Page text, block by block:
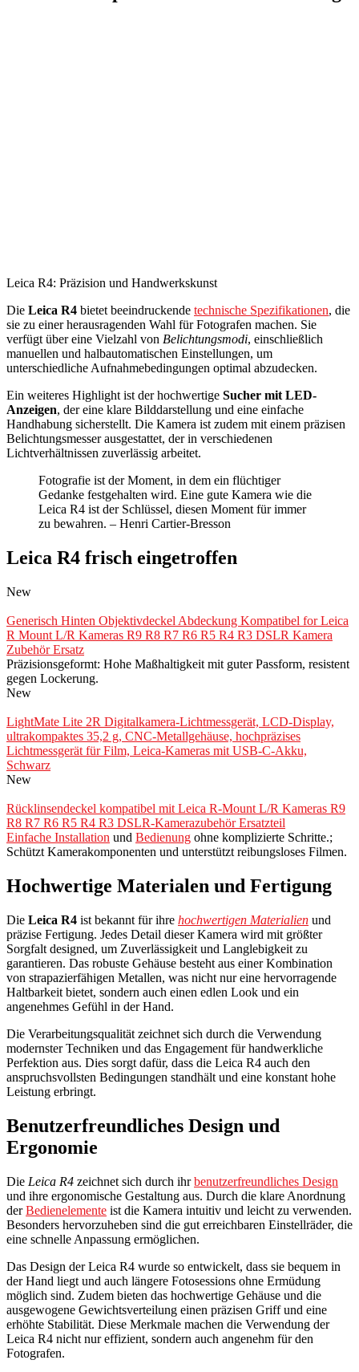
Leica R4: Präzision und Handwerkskunst
Die Leica R4 bietet beeindruckende technische Spezifikationen, die
sie zu einer herausragenden Wahl für Fotografen machen. Sie
verfügt über eine Vielzahl von Belichtungsmodi, einschließlich
manuellen und halbautomatischen Einstellungen, um
unterschiedliche Aufnahmebedingungen optimal abzudecken.
Ein weiteres Highlight ist der hochwertige Sucher mit LED-
Anzeigen, der eine klare Bilddarstellung und eine einfache
Handhabung sicherstellt. Die Kamera ist zudem mit einem präzisen
Belichtungsmesser ausgestattet, der in verschiedenen
Lichtverhältnissen zuverlässig arbeitet.
Fotografie ist der Moment, in dem ein flüchtiger
Gedanke festgehalten wird. Eine gute Kamera wie die
Leica R4 ist der Schlüssel, diesen Moment für immer
zu bewahren. – Henri Cartier-Bresson
Leica R4 frisch eingetroffen
New
Generisch Hinten Objektivdeckel Abdeckung Kompatibel for Leica
R Mount L/R Kameras R9 R8 R7 R6 R5 R4 R3 DSLR Kamera
Zubehör Ersatz
Präzisionsgeformt: Hohe Maßhaltigkeit mit guter Passform, resistent
gegen Lockerung.
New
LightMate Lite 2R Digitalkamera-Lichtmessgerät, LCD-Display,
ultrakompaktes 35,2 g, CNC-Metallgehäuse, hochpräzises
Lichtmessgerät für Film, Leica-Kameras mit USB-C-Akku,
Schwarz
New
Rücklinsendeckel kompatibel mit Leica R-Mount L/R Kameras R9
R8 R7 R6 R5 R4 R3 DSLR-Kamerazubehör Ersatzteil
Einfache Installation und Bedienung ohne komplizierte Schritte.;
Schützt Kamerakomponenten und unterstützt reibungsloses Filmen.
Hochwertige Materialen und Fertigung
Die Leica R4 ist bekannt für ihre hochwertigen Materialien und
präzise Fertigung. Jedes Detail dieser Kamera wird mit größter
Sorgfalt designed, um Zuverlässigkeit und Langlebigkeit zu
garantieren. Das robuste Gehäuse besteht aus einer Kombination
von strapazierfähigen Metallen, was nicht nur eine hervorragende
Haltbarkeit bietet, sondern auch einen edlen Look und ein
angenehmes Gefühl in der Hand.
Die Verarbeitungsqualität zeichnet sich durch die Verwendung
modernster Techniken und das Engagement für handwerkliche
Perfektion aus. Dies sorgt dafür, dass die Leica R4 auch den
anspruchsvollsten Bedingungen standhält und eine konstant hohe
Leistung erbringt.
Benutzerfreundliches Design und
Ergonomie
Die Leica R4 zeichnet sich durch ihrbenutzerfreundliches Design
und ihre ergonomische Gestaltung aus. Durch die klare Anordnung
derBedienelemente ist die Kamera intuitiv und leicht zu verwenden.
Besonders hervorzuheben sind die gut erreichbaren Einstellräder, die
eine schnelle Anpassung ermöglichen.
Das Design der Leica R4 wurde so entwickelt, dass sie bequem in
der Hand liegt und auch längere Fotosessions ohne Ermüdung
möglich sind. Zudem bieten das hochwertige Gehäuse und die
ausgewogene Gewichtsverteilung einen präzisen Griff und eine
erhöhte Stabilität. Diese Merkmale machen die Verwendung der
Leica R4 nicht nur effizient, sondern auch angenehm für den
Fotografen.